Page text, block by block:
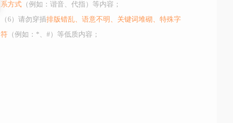
系方式 （例如：谐音、代指）等内容；
（6）请勿穿插排版错乱、语意不明、关键词堆砌、特殊字
符 （例如：*、#）等低质内容；